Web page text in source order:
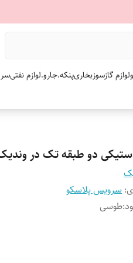
لوازم گازسوزبخاریپنکه.جارو.لوازم نفتی
دو طبقه تک در
: سرویس پلاسکو
:طوسی